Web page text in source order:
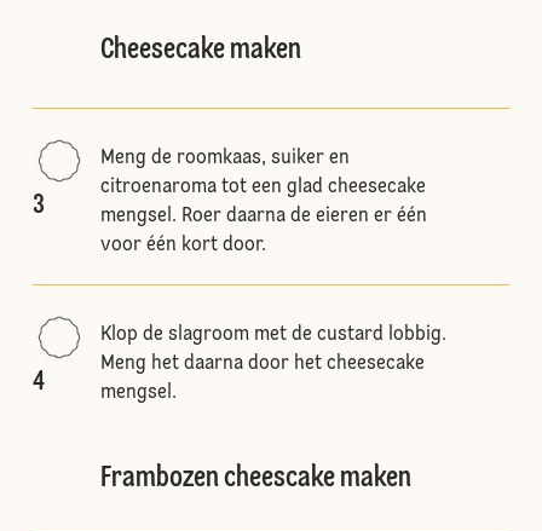
Cheesecake maken
3
Meng de roomkaas, suiker en
citroenaroma tot een glad cheesecake
mengsel. Roer daarna de eieren er één
voor één kort door.
4
Klop de slagroom met de custard lobbig.
Meng het daarna door het cheesecake
mengsel.
Frambozen cheescake maken